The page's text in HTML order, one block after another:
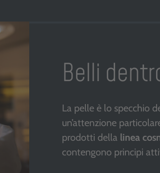
Belli
La pelle è lo specchio
un’attenzione
prodotti della linea
contengono principi